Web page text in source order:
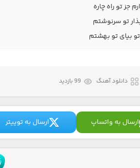
جز تو راه چاره
تو سرنوشتم
بیای تو بهشتم
دانلود آهنگ 99 بازدید
ارسال به واتساپ ارسال به توییتر